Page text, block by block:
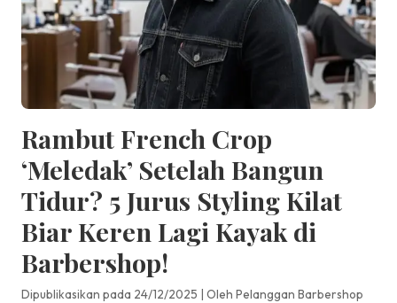
Rambut French Crop
‘Meledak’ Setelah Bangun
Tidur? 5 Jurus Styling Kilat
Biar Keren Lagi Kayak di
Barbershop!
Dipublikasikan pada 24/12/2025 | Oleh Pelanggan Barbershop